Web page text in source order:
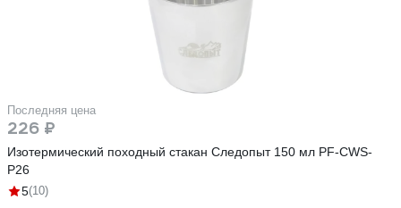
Последняя цена
226 ₽
Изотермический походный стакан Следопыт 150 мл PF-CWS-
P26
5(10)